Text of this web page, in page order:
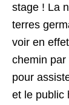
stage ! La
terres
voir en
chemin
pour
et le public